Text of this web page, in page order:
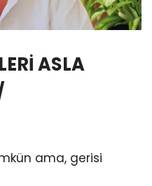
ASLA
ama, gerisi